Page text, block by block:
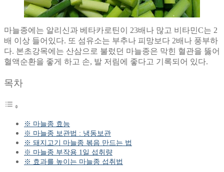
마늘종에는 알리신과 베타카로틴이 23배나 많고 비타민C는 2
배 이상 들어있다. 또 섬유소는 부추나 피망보다 2배나 풍부하
다. 본초강목에는 산삼으로 불렀던 마늘종은 막힌 혈관을 뚫어
혈액순환을 좋게 하고 손, 발 저림에 좋다고 기록되어 있다.
목차
​※ 마늘종 효능
※ 마늘종 보관법 : 냉동보관
※ 돼지고기 마늘종 볶음 만드는 법
※ 마늘종 부작용 1일 섭취량
※ ​효과를 높이는 마늘종 섭취법